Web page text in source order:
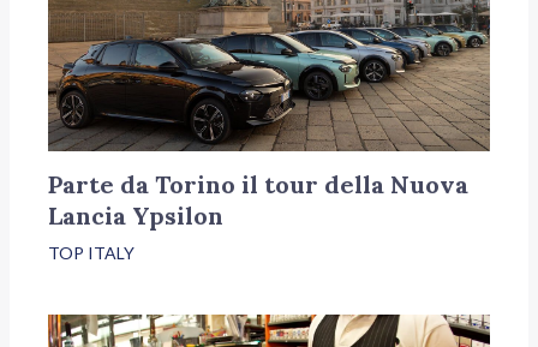
Parte da Torino il tour della Nuova
Lancia Ypsilon
TOP ITALY